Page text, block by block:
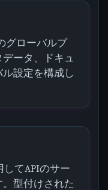
グローバルプ
ータ、ドキュ
設定を構成し
してAPIのサー
型付けされた